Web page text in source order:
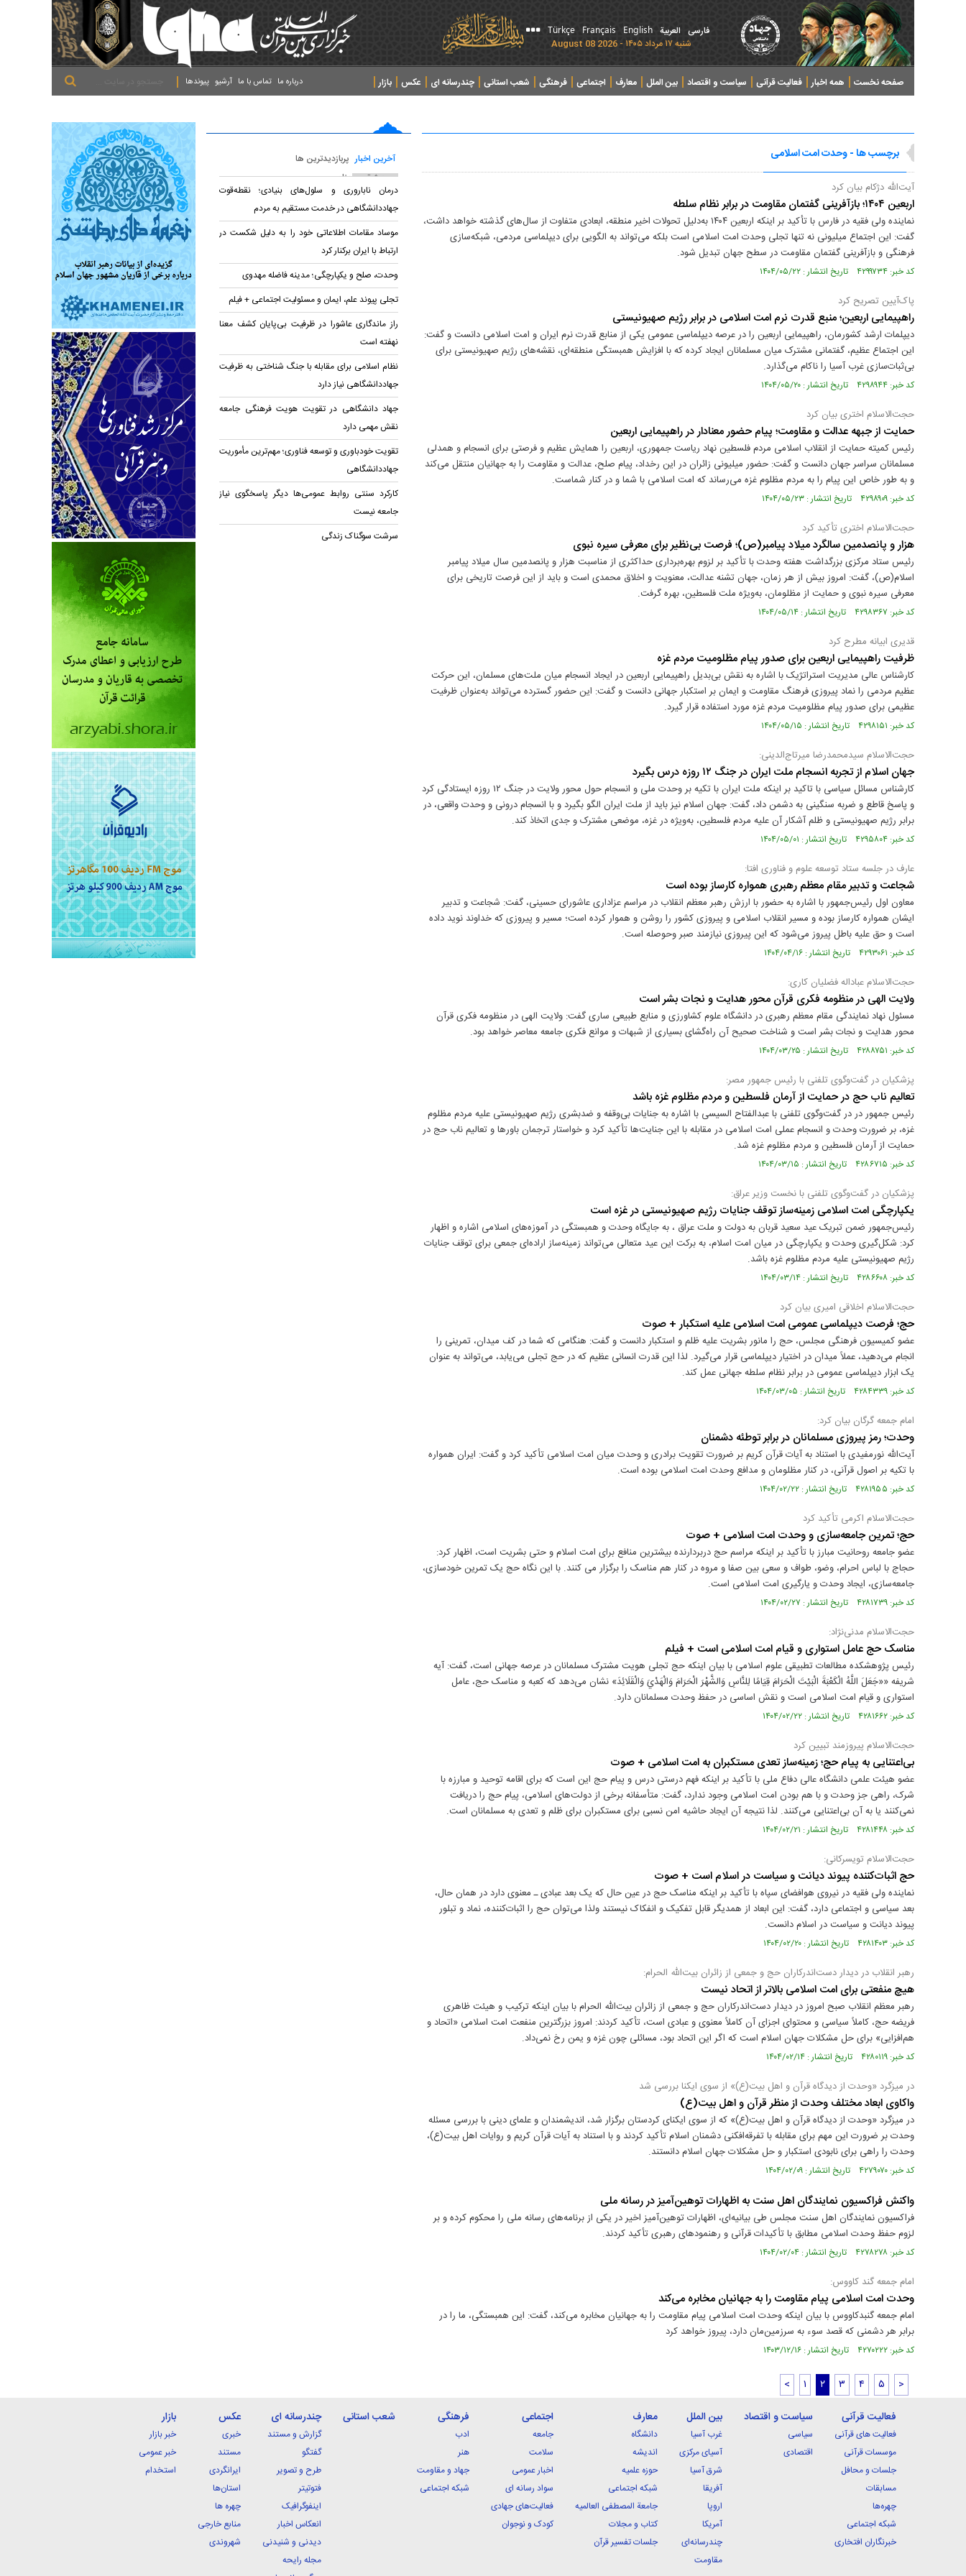
فارسی العربیة English
Français
Türkçe
شنبه ۱۷ مرداد ۱۴۰۵ - 2026 August 08
صفحه نخست همه اخبار فعالیت قرآنی سیاست و اقتصاد بین الملل معارف اجتماعی فرهنگی شعب استانی چندرسانه ای عکس
بازار
پیوندها آرشیو تماس با ما درباره ما
برچسب ها - وحدت امت اسلامی
آیت‌الله دژکام بیان کرد
اربعین ۱۴۰۴؛ بازآفرینی گفتمان مقاومت در برابر نظام سلطه
نماینده ولی‌ فقیه در فارس با تأکید بر اینکه اربعین ۱۴۰۴ به‌دلیل تحولات اخیر منطقه، ابعادی متفاوت از سال‌های گذشته خواهد داشت،
گفت: این اجتماع میلیونی نه تنها تجلی وحدت امت اسلامی است بلکه می‌تواند به الگویی برای دیپلماسی مردمی، شبکه‌سازی
فرهنگی و بازآفرینی گفتمان مقاومت در سطح جهان تبدیل شود.
کد خبر: ۴۲۹۹۷۳۴ تاریخ انتشار : ۱۴۰۴/۰۵/۲۲
پاک‌آیین تصریح کرد
راهپیمایی اربعین؛ منبع قدرت نرم امت اسلامی در برابر رژیم صهیونیستی
دیپلمات ارشد کشورمان، راهپیمایی اربعین را در عرصه دیپلماسی عمومی یکی از منابع قدرت نرم ایران و امت اسلامی دانست و گفت:
این اجتماع عظیم، گفتمانی مشترک میان مسلمانان ایجاد کرده که با افزایش همبستگی منطقه‌ای، نقشه‌های رژیم صهیونیستی برای
بی‌ثبات‌سازی غرب آسیا را ناکام می‌گذارد.
کد خبر: ۴۲۹۸۹۴۴ تاریخ انتشار : ۱۴۰۴/۰۵/۲۰
حجت‌الاسلام اختری بیان کرد
حمایت از جبهه عدالت و مقاومت؛ پیام حضور معنادار در راهپیمایی اربعین
رئیس کمیته حمایت از انقلاب اسلامی مردم فلسطین نهاد ریاست جمهوری، اربعین را همایش عظیم و فرصتی برای انسجام و همدلی
مسلمانان سراسر جهان دانست و گفت: حضور میلیونی زائران در این رخداد، پیام صلح، عدالت و مقاومت را به جهانیان منتقل می‌کند
و به طور خاص این پیام را به مردم مظلوم غزه می‌رساند که امت اسلامی با شما و در کنار شماست.
کد خبر: ۴۲۹۸۹۰۹ تاریخ انتشار : ۱۴۰۴/۰۵/۲۳
حجت‌الاسلام اختری تأکید کرد
هزار و پانصدمین سالگرد میلاد پیامبر(ص)؛ فرصت بی‌نظیر برای معرفی سیره نبوی
رئیس ستاد مرکزی بزرگداشت هفته وحدت با تأکید بر لزوم بهره‌برداری حداکثری از مناسبت هزار و پانصدمین سال میلاد پیامبر
اسلام(ص)، گفت: امروز بیش از هر زمان، جهان تشنه عدالت، معنویت و اخلاق محمدی است و باید از این فرصت تاریخی برای
معرفی سیره نبوی و حمایت از مظلومان، به‌ویژه ملت فلسطین، بهره گرفت.
کد خبر: ۴۲۹۸۳۶۷ تاریخ انتشار : ۱۴۰۴/۰۵/۱۴
قدیری ابیانه مطرح کرد
ظرفیت راهپیمایی اربعین برای صدور پیام مظلومیت مردم غزه
کارشناس عالی مدیریت استراتژیک با اشاره به نقش بی‌بدیل راهپیمایی اربعین در ایجاد انسجام میان ملت‌های مسلمان، این حرکت
عظیم مردمی را نماد پیروزی فرهنگ مقاومت و ایمان بر استکبار جهانی دانست و گفت: این حضور گسترده می‌تواند به‌عنوان ظرفیت
عظیمی برای صدور پیام مظلومیت مردم غزه مورد استفاده قرار گیرد.
کد خبر: ۴۲۹۸۱۵۱ تاریخ انتشار : ۱۴۰۴/۰۵/۱۵
حجت‌الاسلام سیدمحمدرضا میرتاج‌الدینی:
جهان اسلام از تجربه انسجام ملت ایران در جنگ ۱۲ روزه درس بگیرد
کارشناس مسائل سیاسی با تاکید بر اینکه ملت ایران با تکیه بر وحدت ملی و انسجام حول محور ولایت در جنگ ۱۲ روزه ایستادگی کرد
و پاسخ قاطع و ضربه سنگینی به دشمن داد، گفت: جهان اسلام نیز باید از ملت ایران الگو بگیرد و با انسجام درونی و وحدت واقعی، در
برابر رژیم صهیونیستی و ظلم آشکار آن علیه مردم فلسطین، به‌ویژه در غزه، موضعی مشترک و جدی اتخاذ کند.
کد خبر: ۴۲۹۵۸۰۴ تاریخ انتشار : ۱۴۰۴/۰۵/۰۱
عارف در جلسه ستاد توسعه علوم و فناوری افتا:
شجاعت و تدبیر مقام معظم رهبری همواره کارساز بوده است
معاون اول رئیس‌جمهور با اشاره به حضور با ارزش رهبر معظم انقلاب در مراسم عزاداری عاشورای حسینی، گفت: شجاعت و تدبیر
ایشان همواره کارساز بوده و مسیر انقلاب اسلامی و پیروزی کشور را روشن و هموار کرده است؛ مسیر و پیروزی که خداوند نوید داده
است و حق علیه باطل پیروز می‌شود که این پیروزی نیازمند صبر وحوصله است.
کد خبر: ۴۲۹۳۰۶۱ تاریخ انتشار : ۱۴۰۴/۰۴/۱۶
حجت‌الاسلام عباداله فضلیان کاری:
ولایت الهی در منظومه فکری قرآن محور هدایت و نجات بشر است
مسئول نهاد نمایندگی مقام معظم رهبری در دانشگاه علوم کشاورزی و منابع طبیعی ساری گفت: ولایت الهی در منظومه فکری قرآن
محور هدایت و نجات بشر است و شناخت صحیح آن راه‌گشای بسیاری از شبهات و موانع فکری جامعه معاصر خواهد بود.
کد خبر: ۴۲۸۸۷۵۱ تاریخ انتشار : ۱۴۰۴/۰۳/۲۵
پزشکیان در گفت‌وگوی تلفنی با رئیس جمهور مصر:
تعالیم ناب حج در حمایت از آرمان فلسطین و مردم مظلوم غزه باشد
رئیس جمهور در در گفت‌وگوی تلفنی با عبدالفتاح السیسی با اشاره به جنایات بی‌وقفه و ضدبشری رژیم صهیونیستی علیه مردم مظلوم
غزه، بر ضرورت وحدت و انسجام عملی امت اسلامی در مقابله با این جنایت‌ها تأکید کرد و خواستار ترجمان باورها و تعالیم ناب حج در
حمایت از آرمان فلسطین و مردم مظلوم غزه شد.
کد خبر: ۴۲۸۶۷۱۵ تاریخ انتشار : ۱۴۰۴/۰۳/۱۵
پزشکیان در گفت‌وگوی تلفنی با نخست وزیر عراق:
یکپارچگی امت اسلامی زمینه‌ساز توقف جنایات رژیم صهیونیستی در غزه است
رئیس‌جمهور ضمن تبریک عید سعید قربان به دولت و ملت عراق ، به جایگاه وحدت و همبستگی در آموزه‌های اسلامی اشاره و اظهار
کرد: شکل‌گیری وحدت و یکپارچگی در میان امت اسلام، به برکت این عید متعالی می‌تواند زمینه‌ساز اراده‌ای جمعی برای توقف جنایات
رژیم صهیونیستی علیه مردم مظلوم غزه باشد.
کد خبر: ۴۲۸۶۶۰۸ تاریخ انتشار : ۱۴۰۴/۰۳/۱۴
حجت‌الاسلام اخلاقی‌ امیری بیان کرد
حج؛ فرصت دیپلماسی عمومی امت اسلامی علیه استکبار + صوت
عضو کمیسیون فرهنگی مجلس، حج را مانور بشریت علیه ظلم و استکبار دانست و گفت: هنگامی که شما در کف میدان، تمرینی را
انجام می‌دهید، عملاً میدان در اختیار دیپلماسی قرار می‌گیرد. لذا این قدرت انسانی عظیم که در حج تجلی می‌یابد، می‌تواند به عنوان
یک ابزار دیپلماسی عمومی در برابر نظام سلطه جهانی عمل کند.
کد خبر: ۴۲۸۴۳۳۹ تاریخ انتشار : ۱۴۰۴/۰۳/۰۵
امام جمعه گرگان بیان کرد:
وحدت؛ رمز پیروزی مسلمانان در برابر توطئه دشمنان
آیت‌الله نورمفیدی با استناد به آیات قرآن کریم بر ضرورت تقویت برادری و وحدت میان امت اسلامی تأکید کرد و گفت: ایران همواره
با تکیه بر اصول قرآنی، در کنار مظلومان و مدافع وحدت امت اسلامی بوده است.
کد خبر: ۴۲۸۱۹۵۵ تاریخ انتشار : ۱۴۰۴/۰۲/۲۲
حجت‌الاسلام اکرمی تأکید کرد
حج؛ تمرین جامعه‌سازی و وحدت امت اسلامی + صوت
عضو جامعه روحانیت مبارز با تأکید بر اینکه مراسم حج دربردارنده بیشترین منافع برای امت اسلام و حتی بشریت است، اظهار کرد:
حجاج با لباس احرام، وضو، طواف و سعی بین صفا و مروه در کنار هم مناسک را برگزار می کنند. با این نگاه حج یک تمرین خودسازی،
جامعه‌سازی، ایجاد وحدت و یارگیری امت اسلامی است.
کد خبر: ۴۲۸۱۷۳۹ تاریخ انتشار : ۱۴۰۴/۰۲/۲۷
حجت‌الاسلام مدنی‌نژاد:
مناسک حج عامل استواری و قیام امت اسلامی است + فیلم
رئیس پژوهشکده مطالعات تطبیقی علوم اسلامی با بیان اینکه حج تجلی هویت مشترک مسلمانان در عرصه جهانی است، گفت: آیه
شریفه ««جَعَلَ اللَّهُ الْكَعْبَةَ الْبَيْتَ الْحَرَامَ قِيَامًا لِلنَّاسِ وَالشَّهْرَ الْحَرَامَ وَالْهَدْيَ وَالْقَلَائِدَ» نشان می‌دهد که کعبه و مناسک حج، عامل
استواری و قیام امت اسلامی است و نقش اساسی در حفظ وحدت مسلمانان دارد.
کد خبر: ۴۲۸۱۶۶۲ تاریخ انتشار : ۱۴۰۴/۰۲/۲۲
حجت‌الاسلام پیروزمند تبیین کرد
بی‌اعتنایی به پیام حج؛ زمینه‌‌ساز تعدی مستکبران به امت اسلامی + صوت
عضو هیئت علمی دانشگاه عالی دفاع ملی با تأکید بر اینکه فهم درستی درس و پیام حج این است که برای اقامه توحید و مبارزه با
شرک، راهی جز وحدت و با هم بودن امت اسلامی وجود ندارد، گفت: متأسفانه برخی از دولت‌های اسلامی، پیام حج را دریافت
نمی‌کنند یا به آن بی‌اعتنایی می‌کنند. لذا نتیجه آن ایجاد حاشیه امن نسبی برای مستکبران برای ظلم و تعدی به مسلمانان است.
کد خبر: ۴۲۸۱۴۴۸ تاریخ انتشار : ۱۴۰۴/۰۲/۲۱
حجت‌الاسلام تویسرکانی:
حج اثبات‌کننده پیوند دیانت و سیاست در اسلام است + صوت
نماینده ولی فقیه در نیروی هوافضای سپاه با تأکید بر اینکه مناسک حج در عین حال که یک بعد عبادی ـ معنوی دارد در همان حال،
بعد سیاسی و اجتماعی دارد، گفت: این ابعاد از همدیگر قابل تفکیک و انفکاک نیستند ولذا می‌توان حج را اثبات‌کننده، نماد و تبلور
پیوند دیانت و سیاست در اسلام دانست.
کد خبر: ۴۲۸۱۴۰۳ تاریخ انتشار : ۱۴۰۴/۰۲/۲۰
رهبر انقلاب در دیدار دست‌اندرکاران حج و جمعی از زائران بیت‌الله الحرام:
هیچ منفعتی برای امت اسلامی بالاتر از اتحاد نیست
رهبر معظم انقلاب صبح امروز در دیدار دست‌اندرکاران حج و جمعی از زائران بیت‌الله الحرام با بیان اینکه ترکیب و هیئت ظاهری
فریضه حج، کاملاً سیاسی و محتوای اجزای آن کاملاً معنوی و عبادی است، تأکید کردند: امروز بزرگترین منفعت امت اسلامی «اتحاد و
هم‌افزایی» برای حل مشکلات جهان اسلام است که اگر این اتحاد بود، مسائلی چون غزه و یمن رخ نمی‌داد.
کد خبر: ۴۲۸۰۱۱۹ تاریخ انتشار : ۱۴۰۴/۰۲/۱۴
در میزگرد «وحدت از دیدگاه قرآن و اهل بیت(ع)» از سوی ایکنا بررسی شد
واکاوی ابعاد مختلف وحدت از منظر قرآن و اهل بیت(ع)
در میزگرد «وحدت از دیدگاه قرآن و اهل بیت(ع)» که از سوی ایکنای کردستان برگزار شد، اندیشمندان و علمای دینی با بررسی مسئله
وحدت بر ضرورت این مهم برای مقابله با تفرقه‌افکنی دشمنان اسلام تأکید کردند و با استناد به آیات قرآن کریم و روایات اهل بیت(ع)،
وحدت را راهی برای نابودی استکبار و حل مشکلات جهان اسلام دانستند.
کد خبر: ۴۲۷۹۰۷۰ تاریخ انتشار : ۱۴۰۴/۰۲/۰۹
واکنش فراکسیون نمایندگان اهل سنت به اظهارات توهین‌آمیز در رسانه ملی
فراکسیون نمایندگان اهل سنت مجلس طی بیانیه‌ای، اظهارات توهین‌آمیز اخیر در یکی از برنامه‌های رسانه ملی را محکوم کرده و بر
لزوم حفظ وحدت اسلامی مطابق با تأکیدات قرآنی و رهنمودهای رهبری تأکید کردند.
کد خبر: ۴۲۷۸۲۷۸ تاریخ انتشار : ۱۴۰۴/۰۲/۰۴
امام جمعه گند کاووس:
وحدت امت اسلامی پیام مقاومت را به جهانیان مخابره می‌کند
امام جمعه گنبدکاووس با بیان اینکه وحدت امت اسلامی پیام مقاومت را به جهانیان مخابره می‌کند، گفت: این همبستگی، ما را در
برابر هر دشمنی که قصد سوء به سرزمین‌مان دارد، پیروز خواهد کرد
کد خبر: ۴۲۷۰۲۲۲ تاریخ انتشار : ۱۴۰۳/۱۲/۱۶
< ۱ ۲ ۳ ۴ ۵ >
آخرین اخبار پربازدیدترین ها
پربحث ترین عناوین
درمان ناباروری و سلول‌های بنیادی؛ نقطه‌قوت
جهاددانشگاهی در خدمت مستقیم به مردم
موساد مقامات اطلاعاتی خود را به دلیل شکست در
ارتباط با ایران برکنار کرد
وحدت، صلح و یکپارچگی؛ مدینه فاضله مهدوی
تجلی پیوند علم، ایمان و مسئولیت اجتماعی + فیلم
راز ماندگاری عاشورا در ظرفیت بی‌پایان کشف معنا
نهفته است
نظام اسلامی برای مقابله با جنگ شناختی به ظرفیت
جهاددانشگاهی نیاز دارد
جهاد دانشگاهی در تقویت هویت فرهنگی جامعه
نقش مهمی دارد
تقویت خودباوری و توسعه فناوری؛ مهم‌ترین مأموریت
جهاددانشگاهی
کارکرد سنتی روابط عمومی‌ها دیگر پاسخگوی نیاز
جامعه نیست
سرشت سوگناک زندگی
فعالیت قرآنی
فعالیت های قرآنی
موسسات قرآنی
جلسات و محافل
مسابقات
چهره‌ها
شبکه اجتماعی
خبرنگاران افتخاری
سیاست و اقتصاد
سیاسی
اقتصادی
بین الملل
غرب آسیا
آسیای مرکزی
شرق آسیا
آفریقا
اروپا
آمریکا
چندرسانه‌ای
مقاومت
معارف
دانشگاه
اندیشه
حوزه علمیه
شبکه اجتماعی
جامعة المصطفی العالمیه
کتاب و مجلات
جلسات تفسیر قرآن
اجتماعی
جامعه
سلامت
اخبار عمومی
سواد رسانه ای
فعالیت‌های جهادی
کودک و نوجوان
فرهنگی
ادب
هنر
جهاد و مقاومت
شبکه اجتماعی
شعب استانی چندرسانه ای
گزارش و مستند
گفتگو
طرح و تصویر
فتوتیتر
اینفوگرافیک
انعکاس اخبار
دیدنی و شنیدنی
مجله رایحه
عکس
خبری
مستند
ایرانگردی
استان‌ها
چهره ها
منابع خارجی
شهروندی
بازار
خبر بازار
خبر عمومی
استخدام